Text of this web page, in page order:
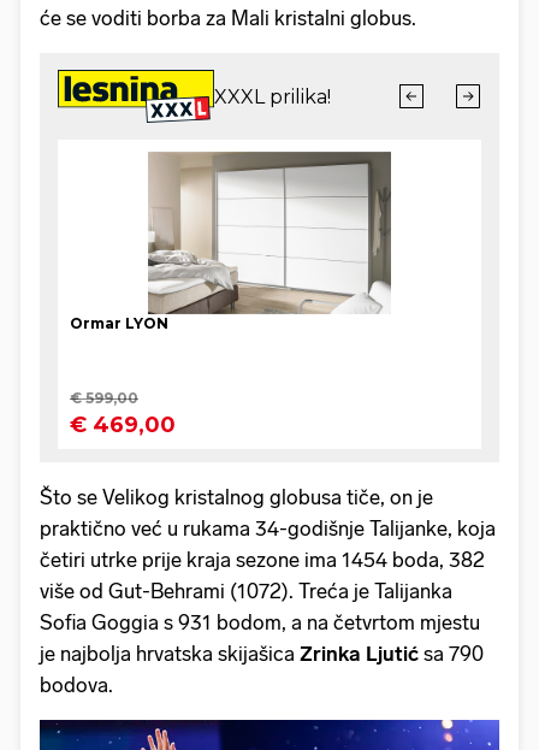
će se voditi borba za Mali kristalni globus.
Što se Velikog kristalnog globusa tiče, on je
praktično već u rukama 34-godišnje Talijanke, koja
četiri utrke prije kraja sezone ima 1454 boda, 382
više od Gut-Behrami (1072). Treća je Talijanka
Sofia Goggia s 931 bodom, a na četvrtom mjestu
je najbolja hrvatska skijašica Zrinka Ljutić sa 790
bodova.